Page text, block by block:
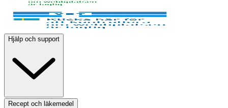
Hjälp och support
Recept och läkemedel